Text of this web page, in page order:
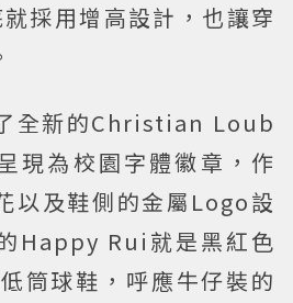
採用增高設計，也讓穿
全新的Christian Loub
現為校園字體徽章，作
以及鞋側的金屬Logo設
Happy Rui就是黑紅色
筒球鞋，呼應牛仔裝的